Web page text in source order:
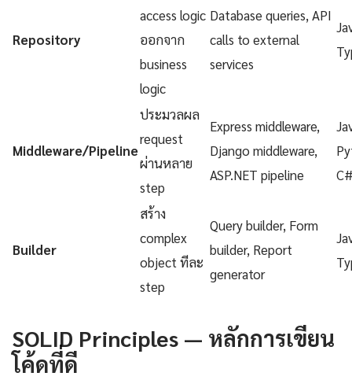
Repository
access logic
ออกจาก
business
logic
Database queries, API
calls to external
services
Middleware/Pipeline
ประมวลผล
request
ผ่านหลาย
step
Express middleware,
Django middleware,
ASP.NET pipeline
Builder
สร้าง
complex
object ทีละ
step
Query builder, Form
builder, Report
generator
SOLID Principles — หลักการเขียน
โค้ดที่ดี